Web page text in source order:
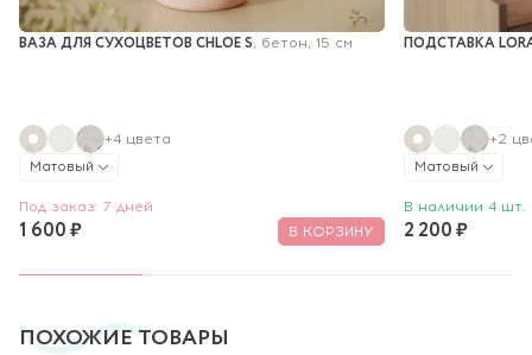
ВАЗА ДЛЯ СУХОЦВЕТОВ CHLOE S, бетон, 15 см
+4 цвета
Матовый
Под заказ: 7 дней
1 600 ₽ В КОРЗИНУ
ПОДСТАВКА
+2
Матовый
В наличии 4 шт.
2 200 ₽
ПОХОЖИЕ ТОВАРЫ